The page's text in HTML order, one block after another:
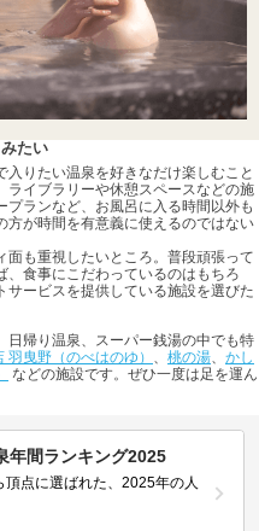
たい
りたい温泉を好きなだけ楽しむこと
ライブラリーや休憩スペースなどの施
ランなど、お風呂に入る時間以外も
方が時間を有意義に使えるのではない
面も重視したいところ。普段頑張って
、食事にこだわっているのはもちろ
サービスを提供している施設を選びた
日帰り温泉、スーパー銭湯の中でも特
曳野（のべはのゆ） 、 桃の湯、 かし
などの施設です。ぜひ一度は足を運ん
年間ランキング2025
点に選ばれた、2025年の人